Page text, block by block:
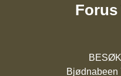
Forus
Bjødnabeen